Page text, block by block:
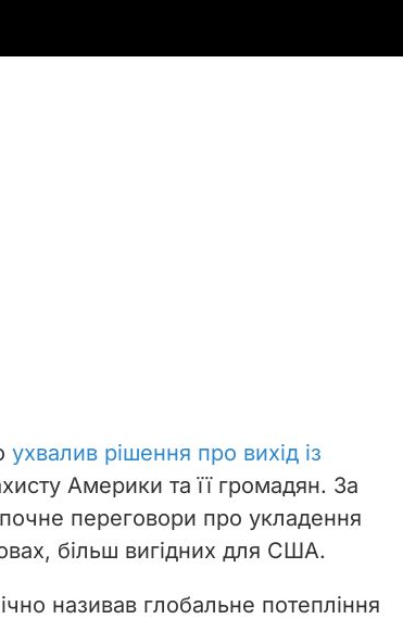
ухвалив рішення про вихід із
Америки та її громадян. За
переговори про укладення
більш вигідних для США.
називав глобальне потепління